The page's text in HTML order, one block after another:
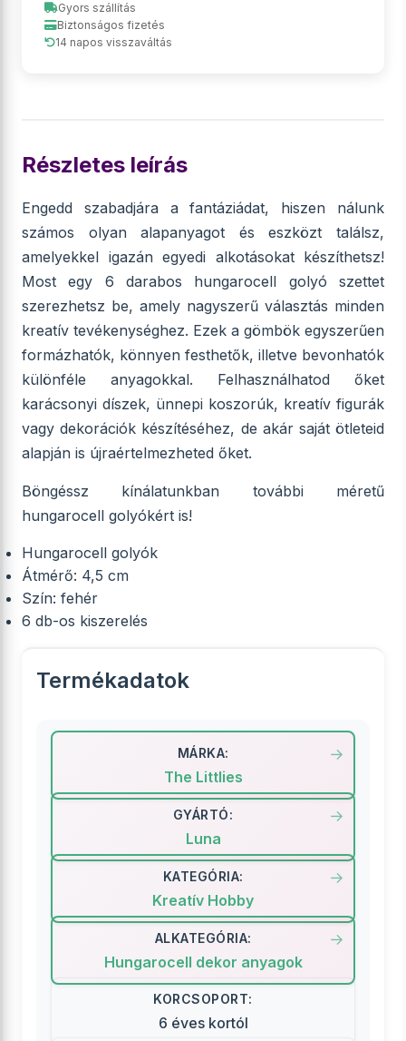
Gyors szállítás
Biztonságos fizetés
14 napos visszaváltás
Részletes leírás
Engedd szabadjára a fantáziádat, hiszen nálunk
számos olyan alapanyagot és eszközt találsz,
amelyekkel igazán egyedi alkotásokat készíthetsz!
Most egy 6 darabos hungarocell golyó szettet
szerezhetsz be, amely nagyszerű választás minden
kreatív tevékenységhez. Ezek a gömbök egyszerűen
formázhatók, könnyen festhetők, illetve bevonhatók
különféle anyagokkal. Felhasználhatod őket
karácsonyi díszek, ünnepi koszorúk, kreatív figurák
vagy dekorációk készítéséhez, de akár saját ötleteid
alapján is újraértelmezheted őket.
Böngéssz kínálatunkban további méretű
hungarocell golyókért is!
Hungarocell golyók
Átmérő: 4,5 cm
Szín: fehér
6 db-os kiszerelés
Termékadatok
MÁRKA:
The Littlies
GYÁRTÓ:
Luna
KATEGÓRIA:
Kreatív Hobby
ALKATEGÓRIA:
Hungarocell dekor anyagok
KORCSOPORT:
6 éves kortól